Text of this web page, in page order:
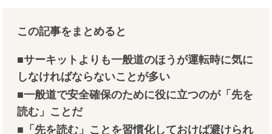
この記事をまとめると
■サーキットよりも一般道のほうが運転時に気に
しなければならないことが多い
■一般道で安全確保のために役に立つのが「先を
読む」ことだ
■「先を読む」ことを習慣化しておけば避けられ